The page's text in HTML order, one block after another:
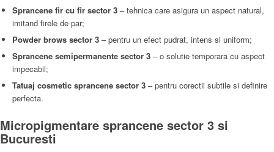
Sprancene fir cu fir sector 3 – tehnica care asigura un aspect natural,
imitand firele de par;
Powder brows sector 3 – pentru un efect pudrat, intens si uniform;
Sprancene semipermanente sector 3 – o solutie temporara cu aspect
impecabil;
Tatuaj cosmetic sprancene sector 3 – pentru corectii subtile si definire
perfecta.
Micropigmentare sprancene sector 3 si
Bucuresti